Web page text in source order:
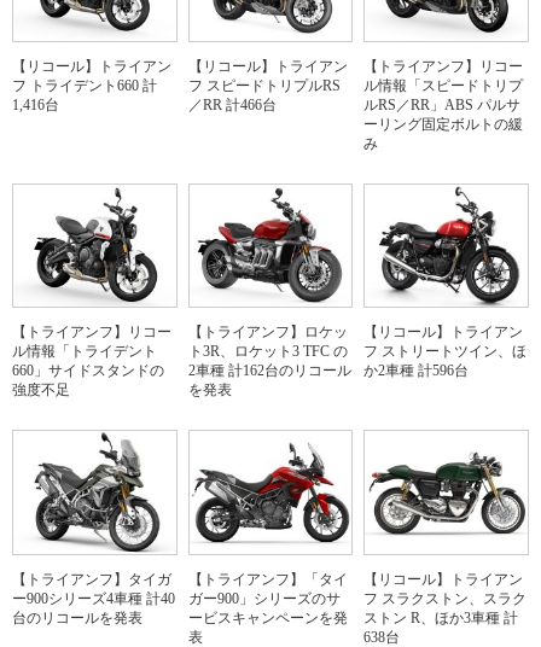
【リコール】トライアン
フ トライデント660 計
1,416台
【リコール】トライアン
フ スピードトリプルRS
／RR 計466台
【トライアンフ】リコー
ル情報「スピードトリプ
ルRS／RR」ABS パルサ
ーリング固定ボルトの緩
み
【トライアンフ】リコー
ル情報「トライデント
660」サイドスタンドの
強度不足
【トライアンフ】ロケッ
ト3R、ロケット3 TFC の
2車種 計162台のリコール
を発表
【リコール】トライアン
フ ストリートツイン、ほ
か2車種 計596台
【トライアンフ】タイガ
ー900シリーズ4車種 計40
台のリコールを発表
【トライアンフ】「タイ
ガー900」シリーズのサ
ービスキャンペーンを発
表
【リコール】トライアン
フ スラクストン、スラク
ストン R、ほか3車種 計
638台